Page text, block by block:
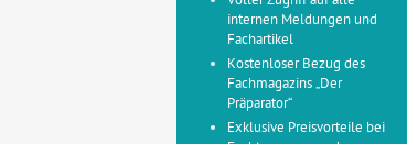
internen Meldungen und
Fachartikel
Kostenloser Bezug des
Fachmagazins „Der
Präparator“
Exklusive Preisvorteile bei